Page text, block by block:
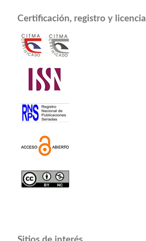
Certificación, registro y licencia